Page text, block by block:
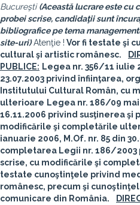
Bucureşti(Această lucrare este cu
probei scrise, candidaţii sunt
bibliografice pe tema
site-uri)Atenţie ! Vor fi testate şi
cultural şi artistic românesc.
PUBLICE: Legea nr. 356/11 iulie
23.07.2003 privind înfiinţarea,
Institutului Cultural Român, cu
ulterioare Legea nr. 186/09 mai
16.11.2006 privind susţinerea şi
modificările şi completările
ianuarie 2006, M.Of. nr. 85 din
completarea Legii nr. 186/
scrise, cu modificările şi
testate cunoştinţele privind
românesc, precum şi
comunicare din România.